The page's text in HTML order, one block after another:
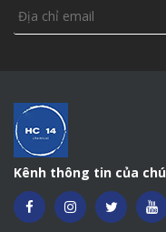
Kênh thông tin của